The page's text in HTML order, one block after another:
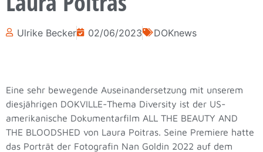
Ulrike Becker 02/06/2023 DOKnews
Eine sehr bewegende Auseinandersetzung mit unserem
diesjährigen DOKVILLE-Thema Diversity ist der US-
amerikanische Dokumentarfilm ALL THE BEAUTY AND
THE BLOODSHED von Laura Poitras. Seine Premiere hatte
das Porträt der Fotografin Nan Goldin 2022 auf dem